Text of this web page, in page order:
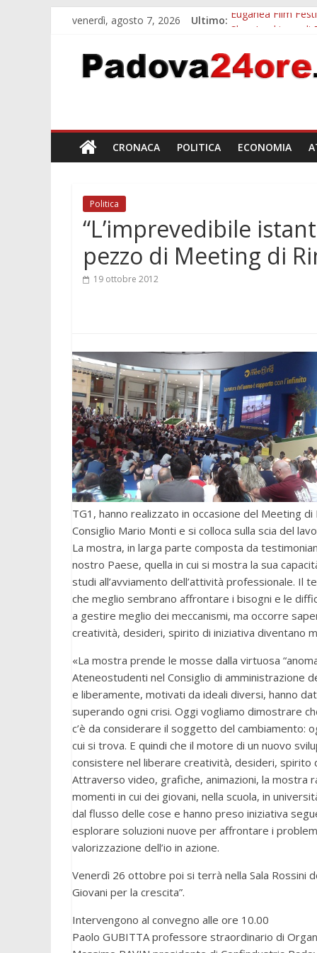
venerdì, agosto 7, 2026 Ultimo: Euganea Film
Notizie di
Orto Botanico
Concorso
CRONACA POLITICA ECONOMIA
Politica
“L’imprevedibile
pezzo di Meeting di
19 ottobre 2012
TG1, hanno realizzato in occasione del Meeting
Consiglio Mario Monti e si colloca sulla scia del
La mostra, in larga parte composta da
nostro Paese, quella in cui si mostra la sua
studi all’avviamento dell’attività professionale.
che meglio sembrano affrontare i bisogni e le
a gestire meglio dei meccanismi, ma occorre
creatività, desideri, spirito di iniziativa diventano
«La mostra prende le mosse dalla virtuosa
Ateneostudenti nel Consiglio di amministrazione
e liberamente, motivati da ideali diversi, hanno
superando ogni crisi. Oggi vogliamo dimostrare
c’è da considerare il soggetto del cambiamento:
cui si trova. E quindi che il motore di un nuovo
consistere nel liberare creatività, desideri, spirito
Attraverso video, grafiche, animazioni, la mostra
momenti in cui dei giovani, nella scuola, in
dal flusso delle cose e hanno preso iniziativa
esplorare soluzioni nuove per affrontare i
valorizzazione dell’io in azione.
Venerdì 26 ottobre poi si terrà nella Sala Rossini
Giovani per la crescita”.
Intervengono al convegno alle ore 10.00
Paolo GUBITTA professore straordinario di